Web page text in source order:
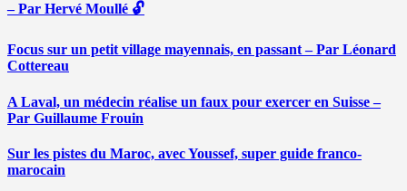
– Par Hervé Moullé 🔓
Focus sur un petit village mayennais, en passant – Par Léonard
Cottereau
A Laval, un médecin réalise un faux pour exercer en Suisse –
Par Guillaume Frouin
Sur les pistes du Maroc, avec Youssef, super guide franco-
marocain